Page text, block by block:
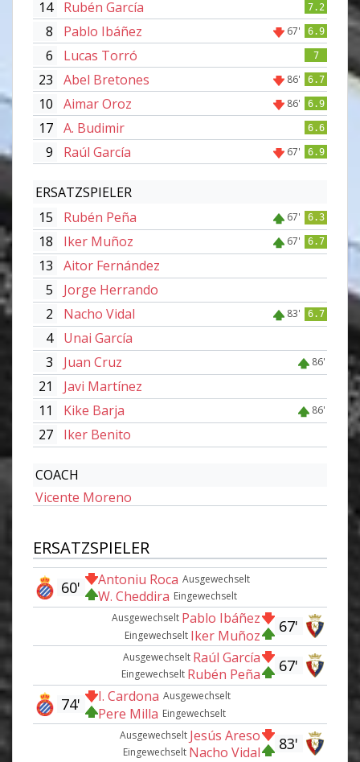
14 Rubén García 7.2
8 Pablo Ibáñez 67' 6.9
6 Lucas Torró 7
23 Abel Bretones 86' 6.7
10 Aimar Oroz 86' 6.9
17 A. Budimir 6.6
9 Raúl García 67' 6.9
ERSATZSPIELER
15
Rubén Peña 67' 6.3
18 Iker Muñoz 67' 6.7
13
Aitor Fernández
5
Jorge Herrando
2
Nacho Vidal 83' 6.7
4
Unai García
3
Juan Cruz 86'
21
Javi Martínez
11
Kike Barja 86'
27 Iker Benito
COACH
Vicente Moreno
ERSATZSPIELER
Ausgewechselt
Antoniu Roca
Eingewechselt
W. Cheddira
60'
67'
Ausgewechselt Pablo Ibáñez
Eingewechselt Iker Muñoz
67'
Ausgewechselt Raúl García
Eingewechselt Rubén Peña
Ausgewechselt
I. Cardona
Eingewechselt
Pere Milla
74'
83'
Ausgewechselt Jesús Areso
Eingewechselt Nacho Vidal